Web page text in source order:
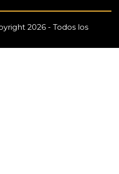
2026 - Todos los